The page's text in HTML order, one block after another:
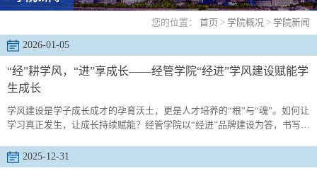
您的位置： 首页 > 学院概况 > 学院新闻
2026-01-05
“经”耕学风，“进”享成长——经管学院“经进”学风建设赋能学
生成长
学风建设是学子成长成才的孕育沃土，更是人才培养的“根”与“魂”。如何让
学习真正发生，让成长持续赋能？经管学院以“经进”品牌建设为答，书写了
复一日地深耕细作；“进”，是进取不息的精神内核，是携手共进的成长生
态。“经进”二字，凝聚着学院对学风建设的深刻理解：它不仅是知识的传
2025-12-31